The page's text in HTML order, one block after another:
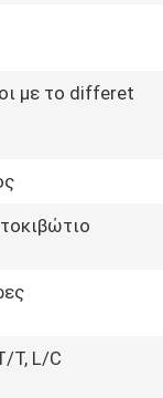
με το differet
T, L/C